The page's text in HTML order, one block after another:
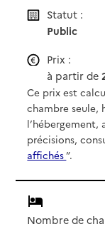
Statut :
Public
Prix :
à partir de
Ce prix est
chambre seule,
l’hébergement,
précisions,
affichés”.
Nombre de